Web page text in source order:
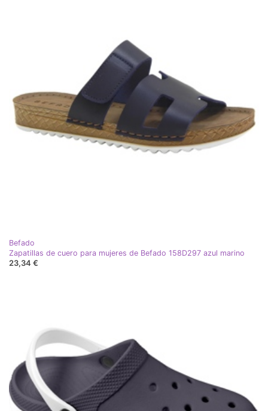
Befado
Zapatillas de cuero para mujeres de Befado 158D297 azul marino
23,34 €